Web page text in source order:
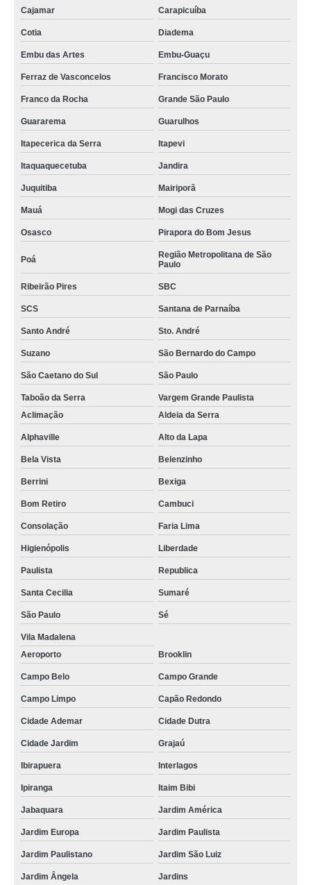
Cajamar Carapicuíba
Cotia Diadema
Embu das Artes Embu-Guaçu
Ferraz de Vasconcelos Francisco Morato
Franco da Rocha Grande São Paulo
Guararema Guarulhos
Itapecerica da Serra Itapevi
Itaquaquecetuba Jandira
Juquitiba Mairiporã
Mauá Mogi das Cruzes
Osasco Pirapora do Bom Jesus
Poá
Região Metropolitana de São
Paulo
Ribeirão Pires SBC
SCS Santana de Parnaíba
Santo André Sto. André
Suzano São Bernardo do Campo
São Caetano do Sul São Paulo
Taboão da Serra
Vargem Grande Paulista
Aclimação
Aldeia da Serra
Alphaville Alto da Lapa
Bela Vista Belenzinho
Berrini Bexiga
Bom Retiro Cambuci
Consolação Faria Lima
Higienópolis Liberdade
Paulista Republica
Santa Cecilia Sumaré
São Paulo Sé
Vila Madalena
Aeroporto
Brooklin
Campo Belo Campo Grande
Campo Limpo Capão Redondo
Cidade Ademar Cidade Dutra
Cidade Jardim Grajaú
Ibirapuera Interlagos
Ipiranga Itaim Bibi
Jabaquara Jardim América
Jardim Europa Jardim Paulista
Jardim Paulistano Jardim São Luiz
Jardim Ângela Jardins